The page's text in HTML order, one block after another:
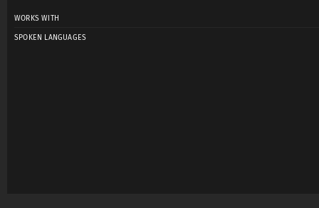
WORKS WITH
SPOKEN LANGUAGES